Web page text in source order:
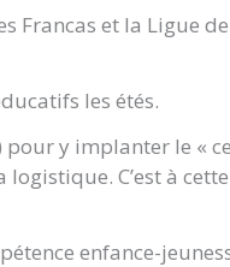
et la Ligue de
les étés.
y implanter le «
C’est à
enfance-